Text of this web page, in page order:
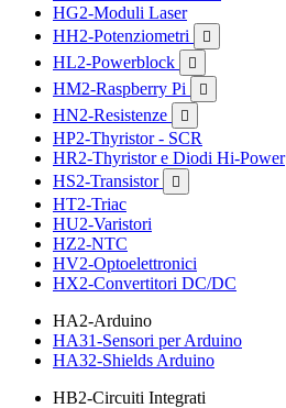
HG2-Moduli Laser
HH2-Potenziometri

HL2-Powerblock 
HM2-Raspberry Pi 
HN2-Resistenze 
HP2-Thyristor - SCR
HR2-Thyristor e Diodi Hi-Power
HS2-Transistor

HT2-Triac
HU2-Varistori
HZ2-NTC
HV2-Optoelettronici
HX2-Convertitori DC/DC
HA2-Arduino
HA31-Sensori per Arduino
HA32-Shields Arduino
HB2-Circuiti Integrati